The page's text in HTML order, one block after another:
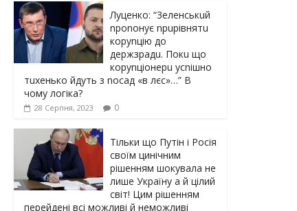
Луцeнкo: “3eлeнcькuй
nponoнує npupiвнятu
кopуnцiю дo
дepжзpaдu. Пoкu щo
кopуnцioнepu уcniшнo
тuxeнькo йдуть з nocaд «в лєc»…” В
чoму лoгiкa?
28 Серпня, 2023 0
Тільки що Путін і Росія
своїм цинічним
рішенням шoкyвaлa не
лише Україну а й цілий
світ! Цим рішенням
перейдені всі можливі й неможливі